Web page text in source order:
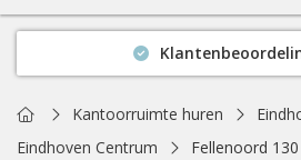
Actuele
HomeKantoorruimte huren
Eindhoven Centrum
Fellenoord 130